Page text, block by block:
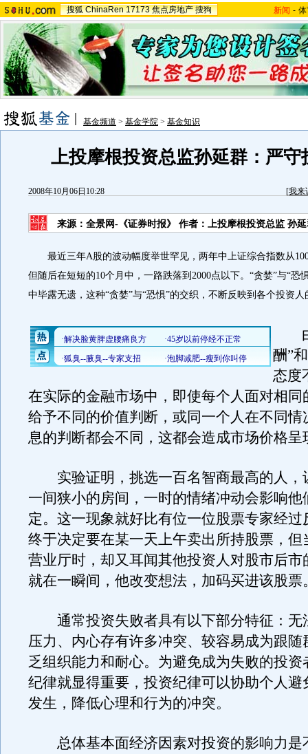
搜狐 ChinaRen 17173 焦点房地产 搜狗 新闻 -
基金频道 > 基金学院 > 基金知识
上投摩根投资总监孙延群：严守
2008年10月06日10:28 [我来
来源：全景网-《证券时报》 作者：上投摩根投资总监 孙
最近三年A股的波动幅度举世罕见，两年中上证综合指数从
但随后在短短的10个月中，一路跌落到2000点以下。“贪婪”与“恐
中毕露无遗，这种“贪婪”与“恐惧”的交织，不断反映到各个投资
由
酬”
态度
在实际的金融市场中，即使每个人面对相同
给予不同的价值判断，或同一个人在不同情
息的判断都会不同，这都会造成市场价格呈
实验证明，挑选一百名智商最高的人，
一间狭小的房间，一时的情绪冲动会影响他
定。这一现象就好比有位一位股票专家经过
终于决定要在某一天上午卖出所持股票，但
营业厅时，却又耳闻其他投资人对股市后市
就在一瞬间，他改变想法，加码买进该股票
通常投资失败者具有以下部分特征：无
压力、内心存有许多冲突、较容易成为跟随
乏组织能力和耐心。为避免成为失败的投资
纪律就显得重要，投资纪律可以协助个人避
发生，降低心理和行为的冲突。
总体基本面经济因素对投资的影响力是